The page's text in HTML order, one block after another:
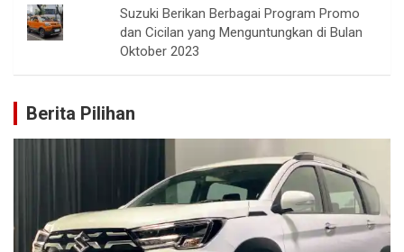
Suzuki Berikan Berbagai Program Promo
dan Cicilan yang Menguntungkan di Bulan
Oktober 2023
Berita Pilihan